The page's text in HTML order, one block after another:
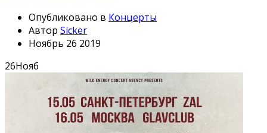
Опубликовано в Концерты
Автор Sicker
Ноябрь 26 2019
26Нояб